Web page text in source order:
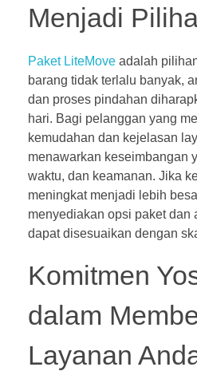
Menjadi
Paket LiteMove adalah
barang tidak terlalu banyak,
dan proses pindahan
hari. Bagi pelanggan yang
kemudahan dan kejelasan
menawarkan keseimbangan
waktu, dan keamanan. Jika
meningkat menjadi lebih
menyediakan opsi paket dan
dapat disesuaikan dengan
Komitmen
dalam
Layanan